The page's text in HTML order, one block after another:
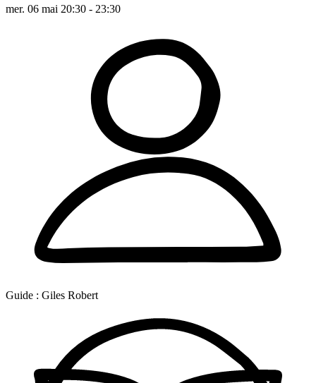
mer. 06 mai 20:30 - 23:30
Guide : Giles Robert